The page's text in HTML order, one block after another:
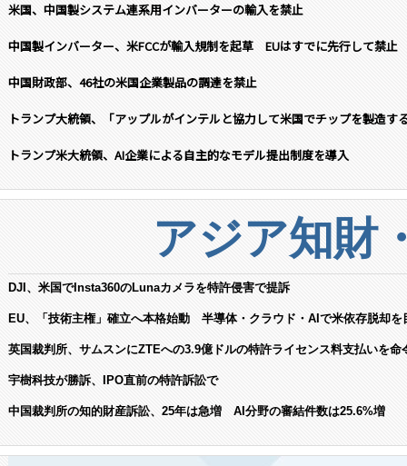
米国、中国製システム連系用インバーターの輸入を禁止
中国製インバーター、米FCCが輸入規制を起草 EUはすでに先行して禁止
中国財政部、46社の米国企業製品の調達を禁止
トランプ大統領、「アップルがインテルと協力して米国でチップを製造す
トランプ米大統領、AI企業による自主的なモデル提出制度を導入
アジア知財
DJI、米国でInsta360のLunaカメラを特許侵害で提訴
EU、「技術主権」確立へ本格始動 半導体・クラウド・AIで米依存脱却を
英国裁判所、サムスンにZTEへの3.9億ドルの特許ライセンス料支払いを命
宇樹科技が勝訴、IPO直前の特許訴訟で
中国裁判所の知的財産訴訟、25年は急増 AI分野の審結件数は25.6%増